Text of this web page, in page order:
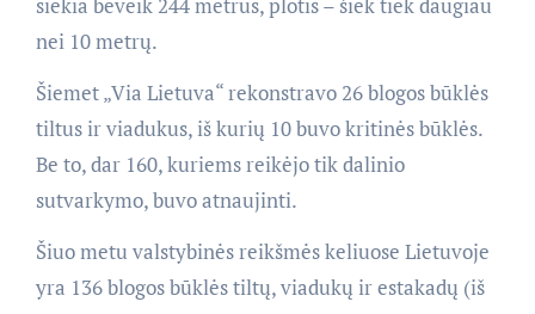
siekia beveik 244 metrus, plotis – šiek tiek daugiau
nei 10 metrų.
Šiemet „Via Lietuva“ rekonstravo 26 blogos būklės
tiltus ir viadukus, iš kurių 10 buvo kritinės būklės.
Be to, dar 160, kuriems reikėjo tik dalinio
sutvarkymo, buvo atnaujinti.
Šiuo metu valstybinės reikšmės keliuose Lietuvoje
yra 136 blogos būklės tiltų, viadukų ir estakadų (iš